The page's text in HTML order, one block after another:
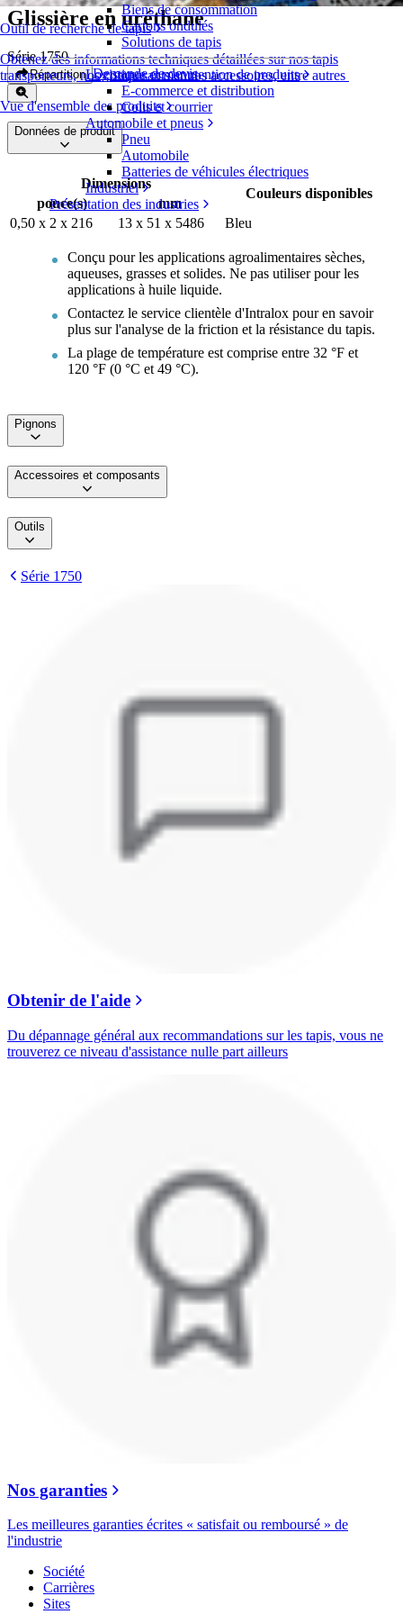
Outil de recherche de tapis
Obtenez des informations techniques détaillées sur nos tapis
transporteurs, nos composants et nos accessoires, entre autres
Vue d'ensemble des produits
Biens de consommation
Cartons ondulés
Solutions de tapis
Logistique et manutention de produits
E-commerce et distribution
Colis et courrier
Automobile et pneus
Pneu
Automobile
Batteries de véhicules électriques
Industriel
Présentation des industries
Glissière en uréthane
Série 1750
Répartition Demande de devis
Données de produit
Dimensions
Couleurs disponibles
pouce(s)
mm
0,50 x 2 x 216
13 x 51 x 5486 Bleu
Conçu pour les applications agroalimentaires sèches,
aqueuses, grasses et solides. Ne pas utiliser pour les
applications à huile liquide.
Contactez le service clientèle d'Intralox pour en savoir
plus sur l'analyse de la friction et la résistance du tapis.
La plage de température est comprise entre 32 °F et
120 °F (0 °C et 49 °C).
Pignons
Accessoires et composants
Outils
Série 1750
Obtenir de l'aide
Du dépannage général aux recommandations sur les tapis, vous ne
trouverez ce niveau d'assistance nulle part ailleurs
Nos garanties
Les meilleures garanties écrites « satisfait ou remboursé » de
l'industrie
Société
Carrières
Sites